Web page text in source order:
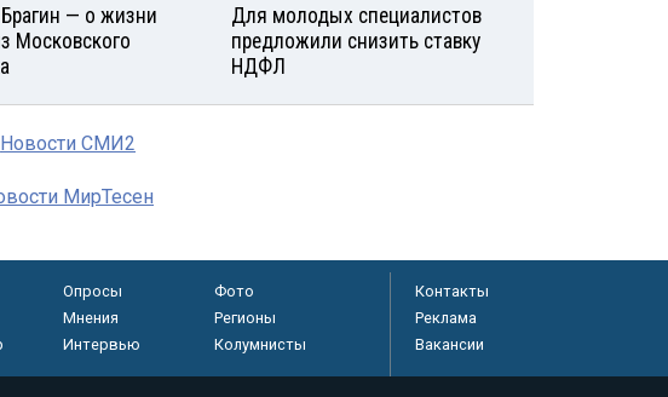
— о жизни
Московского
Для молодых специалистов
предложили снизить ставку
НДФЛ
Новости СМИ2
МирТесен
Опросы
Фото
Мнения
Регионы
Интервью Колумнисты
Контакты
Реклама
Вакансии